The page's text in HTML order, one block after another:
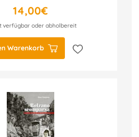
14,00€
verfügbar oder abholbereit
Warenkorb